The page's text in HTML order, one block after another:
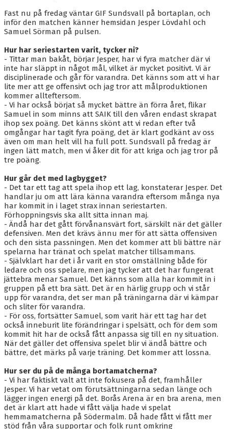
Fast nu på fredag väntar GIF Sundsvall på bortaplan, och
inför den matchen känner hemsidan Jesper Lövdahl och
Samuel Sörman på pulsen.
Hur har seriestarten varit, tycker ni?
- Tittar man bakåt, börjar Jesper, har vi fyra matcher där vi
inte har släppt in något mål, vilket är mycket positivt. Vi är
disciplinerade och går för varandra. Det känns som att vi har
lite mer att ge offensivt och jag tror att målproduktionen
kommer allteftersom.
- Vi har också börjat så mycket bättre än förra året, flikar
Samuel in som minns att SAIK till den våren endast skrapat
ihop sex poäng. Det känns skönt att vi redan efter två
omgångar har tagit fyra poäng, det är klart godkänt av oss
även om man helt vill ha full pott. Sundsvall på fredag är
ingen lätt match, men vi åker dit för att kriga och jag tror på
tre poäng.
Hur går det med lagbygget?
- Det tar ett tag att spela ihop ett lag, konstaterar Jesper. Det
handlar ju om att lära känna varandra eftersom många nya
har kommit in i laget strax innan seriestarten.
Förhoppningsvis ska allt sitta innan maj.
- Ändå har det gått förvånansvärt fort, särskilt när det gäller
defensiven. Men det krävs ännu mer för att sätta offensiven
och den sista passningen. Men det kommer att bli bättre när
spelarna har tränat och spelat matcher tillsammans.
- Självklart har det i år varit en stor omställning både för
ledare och oss spelare, men jag tycker att det har fungerat
jättebra menar Samuel. Det känns som alla har kommit in i
gruppen på ett bra sätt. Det är en härlig grupp och vi står
upp för varandra, det ser man på träningarna där vi kämpar
och sliter för varandra.
- För oss, fortsätter Samuel, som varit här ett tag har det
också inneburit lite förändringar i spelsätt, och för dem som
kommit hit har de också fått anpassa sig till en ny situation.
När det gäller det offensiva spelet blir vi ändå bättre och
bättre, det märks på varje träning. Det kommer att lossna.
Hur ser du på de många bortamatcherna?
- Vi har faktiskt valt att inte fokusera på det, framhåller
Jesper. Vi har vetat om förutsättningarna sedan länge och
lägger ingen energi på det. Borås Arena är en bra arena, men
det är klart att hade vi fått välja hade vi spelat
hemmamatcherna på Södermalm. Då hade fått vi fått mer
stöd från våra supportar och folk runt omkring